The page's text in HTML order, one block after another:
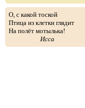
О, с какой тоской
Птица из клетки глядит
На полёт мотылька!
Исса